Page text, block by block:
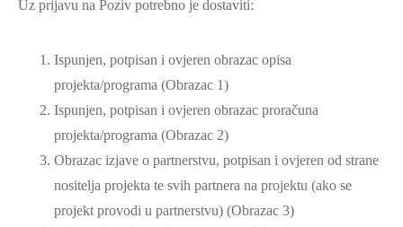
Uz prijavu na Poziv potrebno je dostaviti:
Ispunjen, potpisan i ovjeren obrazac opisa
projekta/programa (Obrazac 1)
Ispunjen, potpisan i ovjeren obrazac proračuna
projekta/programa (Obrazac 2)
Obrazac izjave o partnerstvu, potpisan i ovjeren od strane
nositelja projekta te svih partnera na projektu (ako se
projekt provodi u partnerstvu) (Obrazac 3)